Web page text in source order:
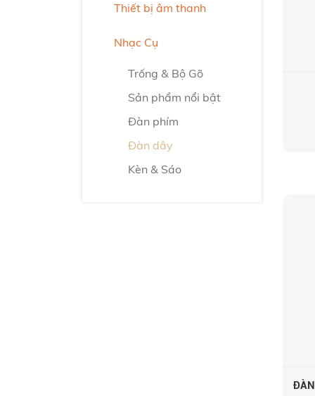
Thiết bị âm thanh
Nhạc Cụ
Trống & Bộ Gõ
Sản phẩm nổi bật
Đàn phím
Đàn dây
Kèn & Sáo